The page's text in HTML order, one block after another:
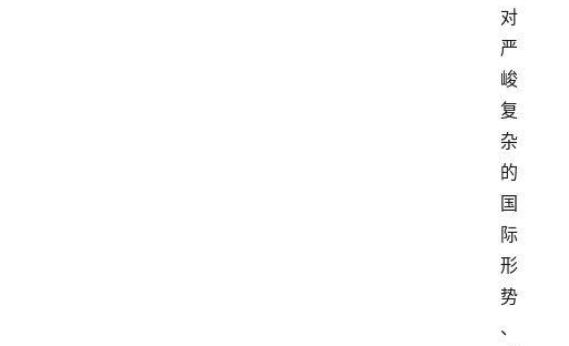
对
严
峻
复
杂
的
国
际
形
势
、